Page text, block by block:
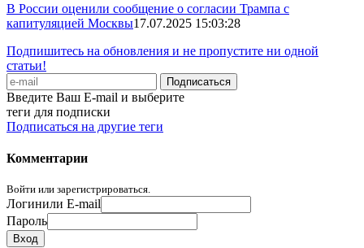
В России оценили сообщение о согласии Трампа с
капитуляцией Москвы17.07.2025 15:03:28
Подпишитесь на обновления и не пропустите ни одной
статьи!
Введите Ваш E-mail и выберите
теги для подписки
Подписаться на другие теги
Комментарии
Войти или зарегистрироваться.
Логинили E-mail
Пароль